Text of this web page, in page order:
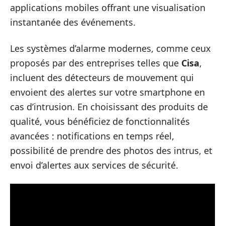
applications mobiles offrant une visualisation
instantanée des événements.
Les systèmes d’alarme modernes, comme ceux
proposés par des entreprises telles que Cisa,
incluent des détecteurs de mouvement qui
envoient des alertes sur votre smartphone en
cas d’intrusion. En choisissant des produits de
qualité, vous bénéficiez de fonctionnalités
avancées : notifications en temps réel,
possibilité de prendre des photos des intrus, et
envoi d’alertes aux services de sécurité.